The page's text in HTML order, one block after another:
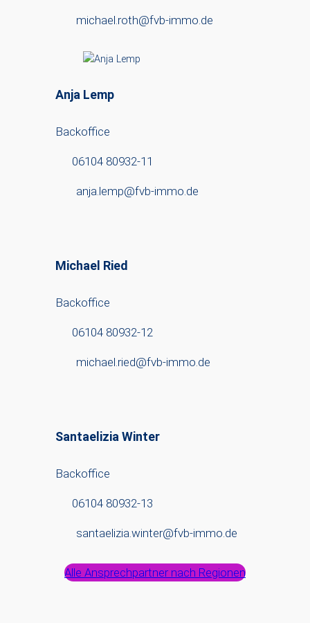
michael.roth@fvb-immo.de
Anja Lemp
Backoffice
06104 80932-11
anja.lemp@fvb-immo.de
Michael Ried
Backoffice
06104 80932-12
michael.ried@fvb-immo.de
Santaelizia Winter
Backoffice
06104 80932-13
santaelizia.winter@fvb-immo.de
Alle Ansprechpartner nach Regionen